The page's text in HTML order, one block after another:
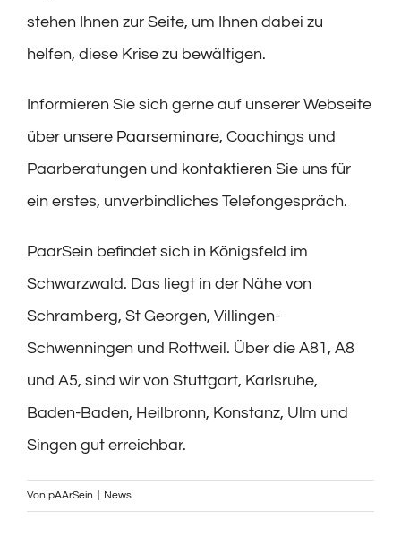
stehen Ihnen zur Seite, um Ihnen dabei zu
helfen, diese Krise zu bewältigen.
Informieren Sie sich gerne auf unserer Webseite
über unsere Paarseminare, Coachings und
Paarberatungen und kontaktieren Sie uns für
ein erstes, unverbindliches Telefongespräch.
PaarSein befindet sich in Königsfeld im
Schwarzwald. Das liegt in der Nähe von
Schramberg, St Georgen, Villingen-
Schwenningen und Rottweil. Über die A81, A8
und A5, sind wir von Stuttgart, Karlsruhe,
Baden-Baden, Heilbronn, Konstanz, Ulm und
Singen gut erreichbar.
Von pAArSein News